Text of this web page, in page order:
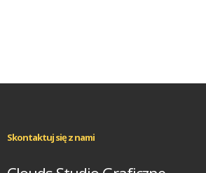
Skontaktuj się z nami